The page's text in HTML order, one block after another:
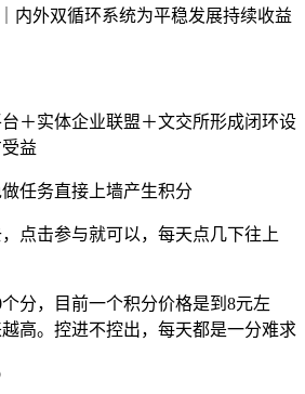
内外双循环系统为平稳发展持续收益
＋实体企业联盟＋文交所形成闭环设
益
任务直接上墙产生积分
点击参与就可以，每天点几下往上
分，目前一个积分价格是到8元左
高。控进不控出，每天都是一分难求